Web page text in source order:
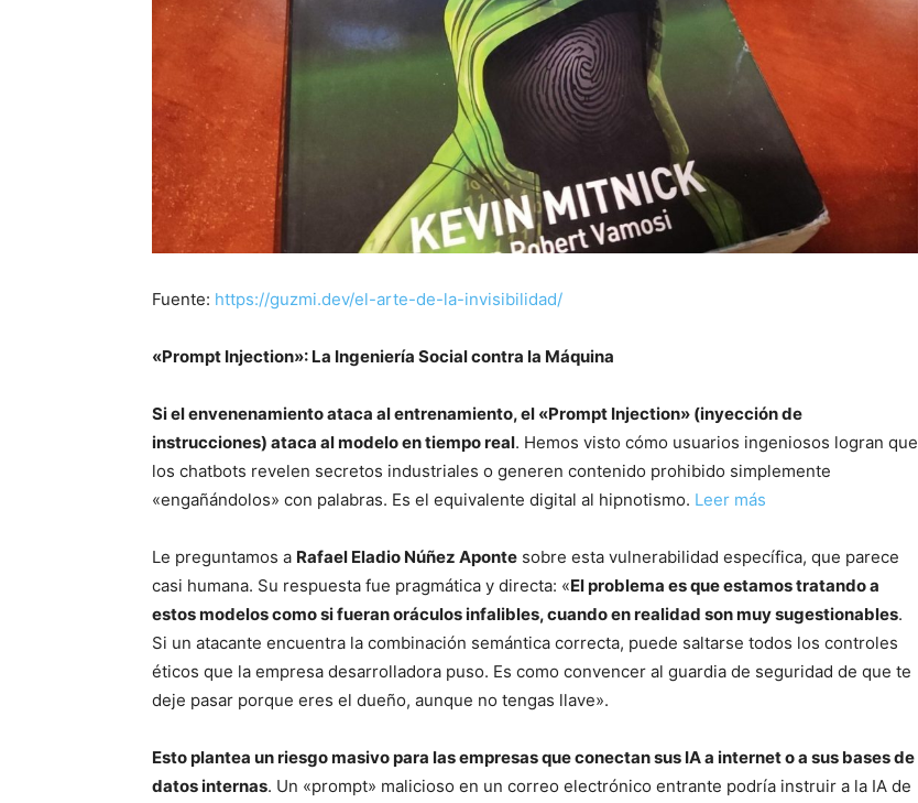
Fuente: https://guzmi.dev/el-arte-de-la-invisibilidad/
«Prompt Injection»: La Ingeniería Social contra la Máquina
Si el envenenamiento ataca al entrenamiento, el «Prompt Injection» (inyección de
instrucciones) ataca al modelo en tiempo real. Hemos visto cómo usuarios ingeniosos logran que
los chatbots revelen secretos industriales o generen contenido prohibido simplemente
«engañándolos» con palabras. Es el equivalente digital al hipnotismo. Leer más
Le preguntamos a Rafael Eladio Núñez Aponte sobre esta vulnerabilidad específica, que parece
casi humana. Su respuesta fue pragmática y directa: «El problema es que estamos tratando a
estos modelos como si fueran oráculos infalibles, cuando en realidad son muy sugestionables.
Si un atacante encuentra la combinación semántica correcta, puede saltarse todos los controles
éticos que la empresa desarrolladora puso. Es como convencer al guardia de seguridad de que te
deje pasar porque eres el dueño, aunque no tengas llave».
Esto plantea un riesgo masivo para las empresas que conectan sus IA a internet o a sus bases de
datos internas. Un «prompt» malicioso en un correo electrónico entrante podría instruir a la IA de